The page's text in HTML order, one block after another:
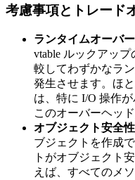
考慮事項とトレード
ランタイムオーバ
vtable ルックアッ
較してわずかなラ
発生させます。ほ
は、特に I/O 操作
このオーバーヘッ
オブジェクト安全
ブジェクトを作成
トがオブジェクト
えば、すべてのメ